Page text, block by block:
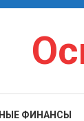
ФИНАНСЫ